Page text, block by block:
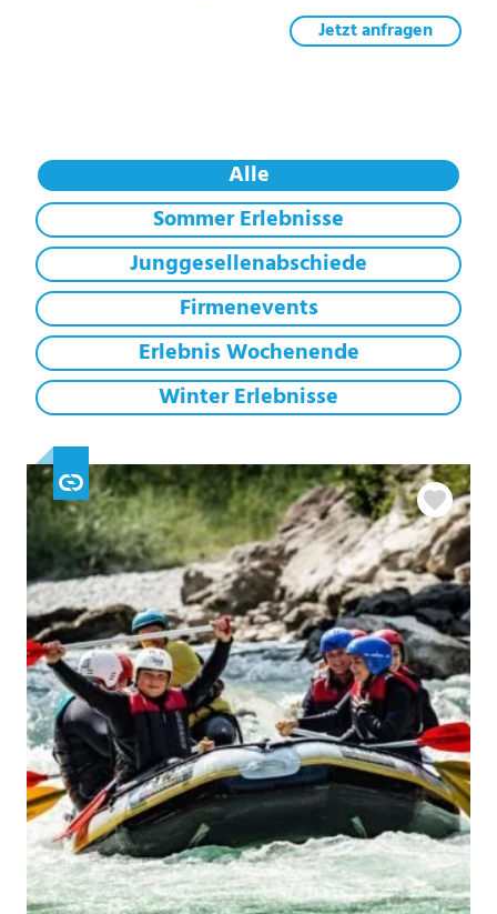
Alle
Sommer Erlebnisse
Junggesellenabschiede
Firmenevents
Erlebnis Wochenende
Winter Erlebnisse